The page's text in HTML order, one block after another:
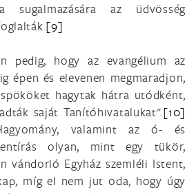
sugalmazására az üdvösség
[9]
pedig, hogy az evangélium az
épen és elevenen megmaradjon,
hagytak hátra utódként,
saját Tanítóhivatalukat".[10]
valamint az ó- és
olyan, mint egy tükör,
vándorló Egyház szemléli Istent,
míg el nem jut oda, hogy úgy